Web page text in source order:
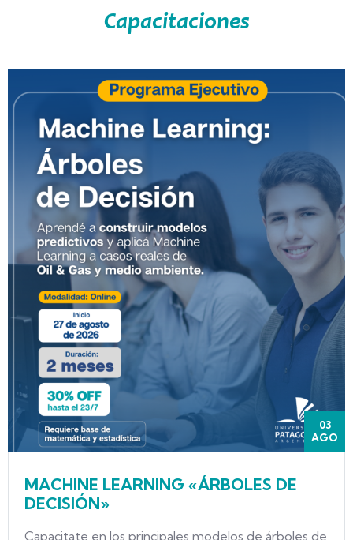
Capacitaciones
03
AGO
MACHINE LEARNING «ÁRBOLES DE
DECISIÓN»
Capacitate en los principales modelos de árboles de